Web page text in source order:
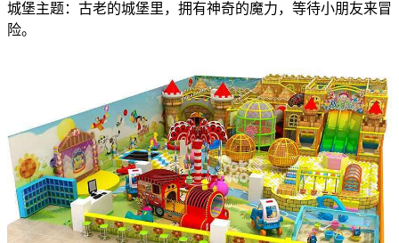
城堡主题：古老的城堡里，拥有神奇的魔力，等待小朋友来冒
险。